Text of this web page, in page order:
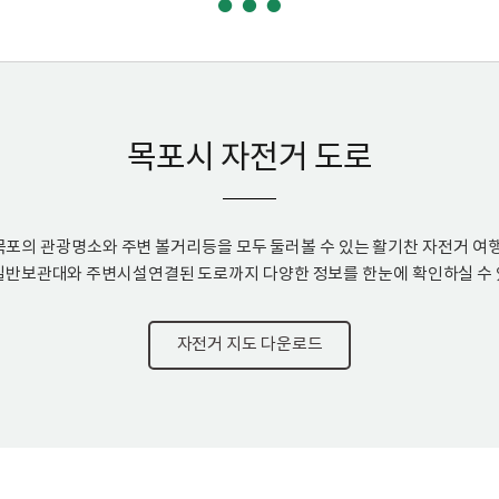
목포시 자전거 도로
포의 관광명소와 주변 볼거리등을 모두 둘러볼 수 있는 활기찬 자전거 여
보관대와 주변시설연결된 도로까지 다양한 정보를 한눈에 확인하실 수
자전거 지도 다운로드